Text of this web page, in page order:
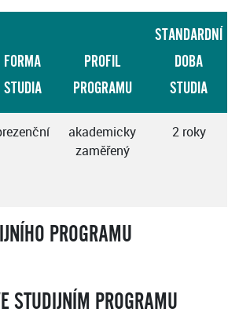
FORMA
STUDIA
PROFIL
PROGRAMU
STANDARDNÍ
DOBA
STUDIA
akademicky
zaměřený
2 roky
PROGRAMU
STUDIJNÍM PROGRAMU